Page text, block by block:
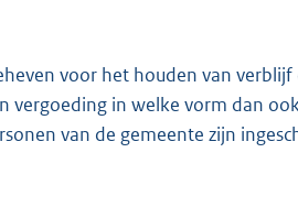
voor het houden van verblijf
vergoeding in welke vorm dan
van de gemeente zijn